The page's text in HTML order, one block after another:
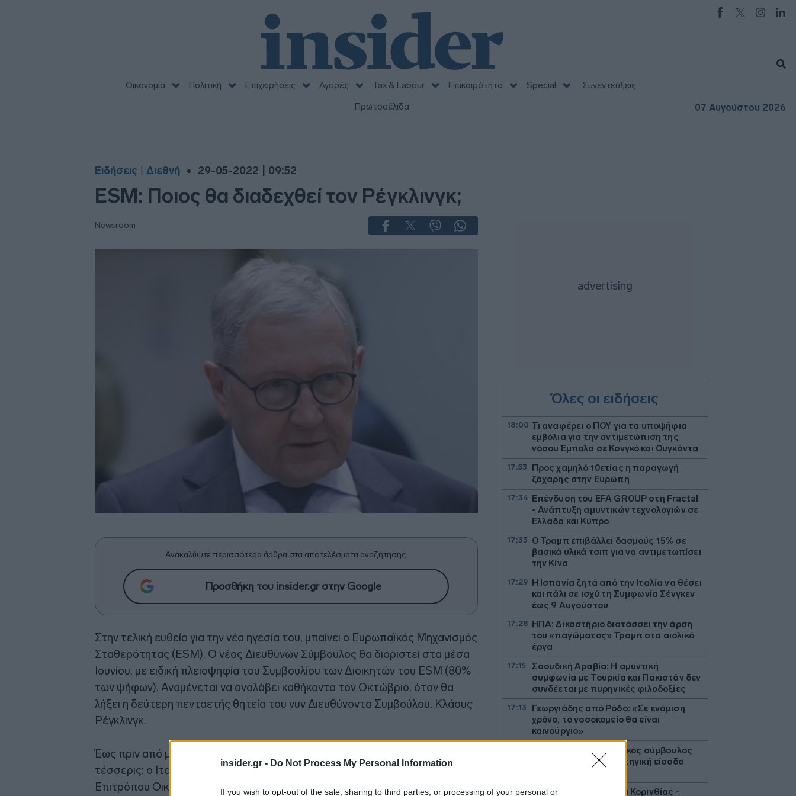
insider.gr - Do Not Process My Personal Information
If you wish to opt-out of the sale, sharing to third parties, or processing of your personal or
Οικονομία Πολιτική Επιχειρήσεις Αγορές Tax & Labour Επικαιρότητα Special
Συνεντεύξεις
Πρωτοσέλιδα
07 Αυγούστου 2026
Ειδήσεις Διεθνή 29-05-2022 | 09:52
ESM: Ποιος θα διαδεχθεί τον Ρέγκλινγκ;
Newsroom
Ανακαλύψτε περισσότερα άρθρα στα αποτελέσματα αναζήτησης.
Προσθήκη του insider.gr στην Google
Στην τελική ευθεία για την νέα ηγεσία του, μπαίνει ο Ευρωπαϊκός Μηχανισμός
Σταθερότητας (ESM). Ο νέος Διευθύνων Σύμβουλος θα διοριστεί στα μέσα
Ιουνίου, με ειδική πλειοψηφία του Συμβουλίου των Διοικητών του ESM (80%
των ψήφων). Αναμένεται να αναλάβει καθήκοντα τον Οκτώβριο, όταν θα
λήξει η δεύτερη πενταετής θητεία του νυν Διευθύνοντα Συμβούλου, Κλάους
Ρέγκλινγκ.
Έως πριν από μία εβδομάδα, οι υποψήφιοι για την ηγεσία του ESM ήταν
τέσσερις: ο Ιταλός, Μάρκο Μπούτι, επικεφαλής του Γραφείου του
Επιτρόπου Οικονομίας, Πάολο Τζεντιλόνι και οι πρώην υπουργοί οικονομικών
Όλες οι ειδήσεις
18:00 Τι αναφέρει ο ΠΟΥ για τα υποψήφια
εμβόλια για την αντιμετώπιση της
νόσου Έμπολα σε Κονγκό και Ουγκάντα
17:53
Προς χαμηλό 10ετίας η παραγωγή
ζάχαρης στην Ευρώπη
17:34 Επένδυση του EFA GROUP στη Fractal
- Ανάπτυξη αμυντικών τεχνολογιών σε
Ελλάδα και Κύπρο
17:33 Ο Τραμπ επιβάλλει δασμούς 15% σε
βασικά υλικά τσιπ για να αντιμετωπίσει
την Κίνα
17:29 H Ισπανία ζητά από την Ιταλία να θέσει
και πάλι σε ισχύ τη Συμφωνία Σένγκεν
έως 9 Αυγούστου
17:28 ΗΠΑ: Δικαστήριο διατάσσει την άρση
του «παγώματος» Τραμπ στα αιολικά
έργα
17:15
Σαουδική Αραβία: Η αμυντική
συμφωνία με Τουρκία και Πακιστάν δεν
συνδέεται με πυρηνικές φιλοδοξίες
17:13
Γεωργιάδης από Ρόδο: «Σε ενάμιση
χρόνο, το νοσοκομείο θα είναι
καινούργιο»
Η Deloitte αποκλειστικός σύμβουλος
της ΔΕΗ για την στρατηγική είσοδο
16:53 Πυρκαγιά στο Στεφάνι Κορινθίας -